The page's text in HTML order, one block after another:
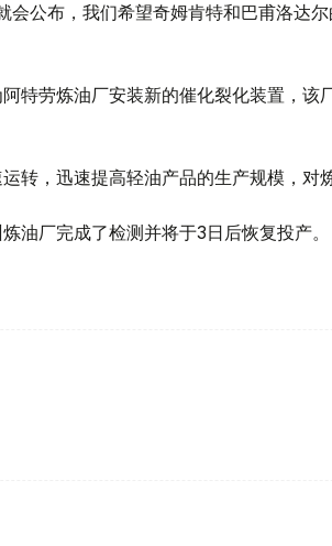
会公布，我们希望奇姆肯特和巴甫洛达
特劳炼油厂安装新的催化裂化装置，该
转，迅速提高轻油产品的生产规模，对
油厂完成了检测并将于3日后恢复投产。